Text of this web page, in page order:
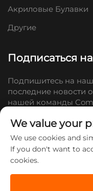
Акриловые Булавки
Другие
Подписаться
Подпишитесь на
последние новости
нашей команды
Все права защищены. -
We value your
We use cookies and
If you don't want to
cookies.